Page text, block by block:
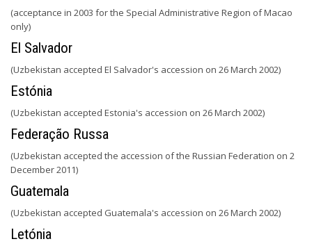
(acceptance in 2003 for the Special Administrative Region of Macao
only)
El Salvador
(Uzbekistan accepted El Salvador's accession on 26 March 2002)
Estónia
(Uzbekistan accepted Estonia's accession on 26 March 2002)
Federação Russa
(Uzbekistan accepted the accession of the Russian Federation on 2
December 2011)
Guatemala
(Uzbekistan accepted Guatemala's accession on 26 March 2002)
Letónia